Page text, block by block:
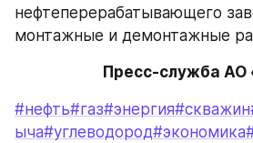
нефтеперерабатывающего
монтажные и демонтажные
Пресс-служба АО
#нефть#газ#энергия#скважин
ыча#углеводород#экономика